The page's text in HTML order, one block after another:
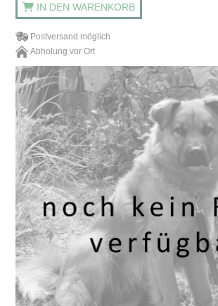
IN DEN WARENKORB
Postversand möglich
Abholung vor Ort